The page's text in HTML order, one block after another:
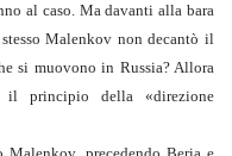
al caso. Ma davanti alla bara
Malenkov non decantò il
si muovono in Russia? Allora
il principio della «direzione